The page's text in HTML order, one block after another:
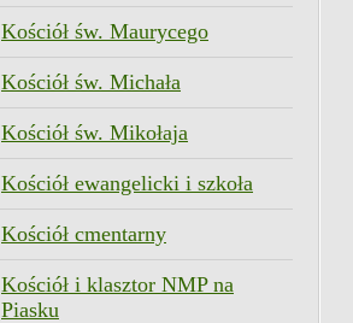
Kościół św. Maurycego
Kościół św. Michała
Kościół św. Mikołaja
Kościół ewangelicki i szkoła
Kościół cmentarny
Kościół i klasztor NMP na
Piasku